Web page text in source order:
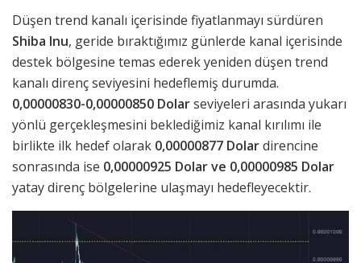
Düşen trend kanalı içerisinde fiyatlanmayı sürdüren
Shiba Inu, geride bıraktığımız günlerde kanal içerisinde
destek bölgesine temas ederek yeniden düşen trend
kanalı direnç seviyesini hedeflemiş durumda.
0,00000830-0,00000850 Dolarseviyeleri arasında yukarı
yönlü gerçekleşmesini beklediğimiz kanal kırılımı ile
birlikte ilk hedef olarak 0,00000877 Dolardirencine
sonrasında ise 0,00000925 Dolar ve 0,00000985 Dolar
yatay direnç bölgelerine ulaşmayı hedefleyecektir.